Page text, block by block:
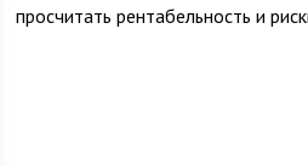
просчитать рентабельность и